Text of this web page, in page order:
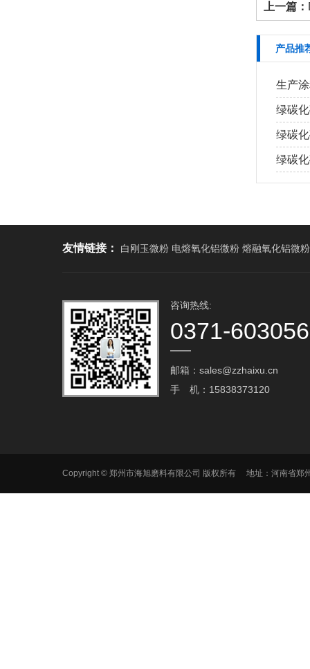
上一篇：
产品推
生产
绿碳
绿碳
绿碳
友情链接： 白刚玉微粉 电熔氧化铝微粉 熔融氧化铝微粉
咨询热线:
0371-
邮箱：sales@zzhaixu.cn
手 机：15838373120
Copyright © 郑州市海旭磨料有限公司 版权所有 地址：河南省